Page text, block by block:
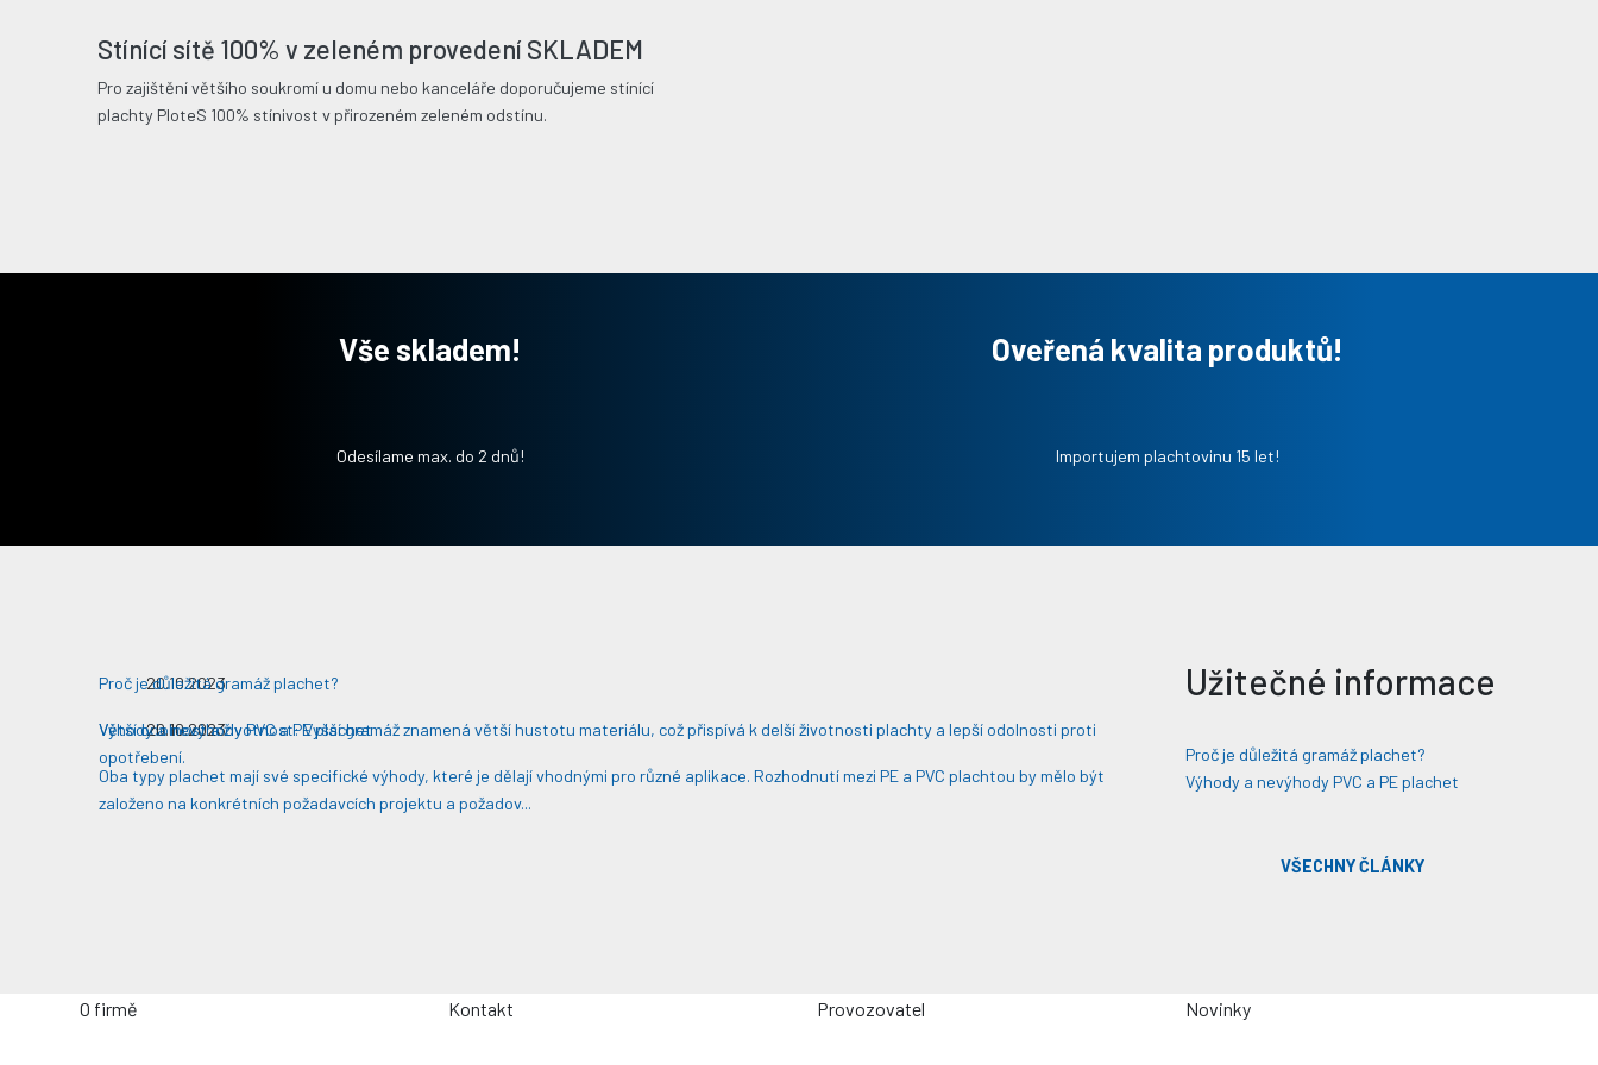
Stínící sítě 100% v zeleném provedení SKLADEM
Pro zajištění většího soukromí u domu nebo kanceláře doporučujeme stínící
plachty PloteS 100% stínivost v přirozeném zeleném odstínu.
Vše skladem!
Odesílame max. do 2 dnů!
Oveřená kvalita produktů!
Importujem plachtovinu 15 let!
Užitečné informace
Proč je důležitá gramáž plachet?
Výhody a nevýhody PVC a PE plachet
VŠECHNY ČLÁNKY
Proč je důležitá gramáž plachet?
Větší odolnost a životnost: Vyšší gramáž znamená větší hustotu materiálu, což přispívá k delší životnosti plachty a lepší odolnosti proti
opotřebení​​.
20.10.2023
Výhody a nevýhody PVC a PE plachet
Oba typy plachet mají své specifické výhody, které je dělají vhodnými pro různé aplikace. Rozhodnutí mezi PE a PVC plachtou by mělo být
založeno na konkrétních požadavcích projektu a požadov...
20.10.2023
O firmě Kontakt Provozovatel Novinky